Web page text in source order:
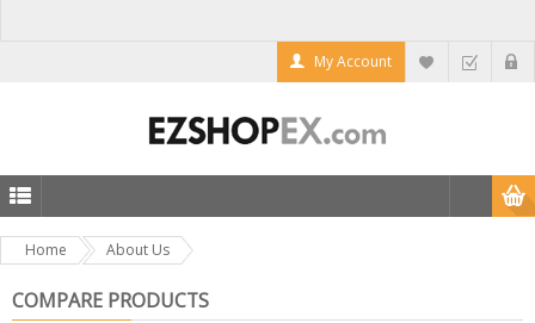
My Account
Home About Us
COMPARE PRODUCTS